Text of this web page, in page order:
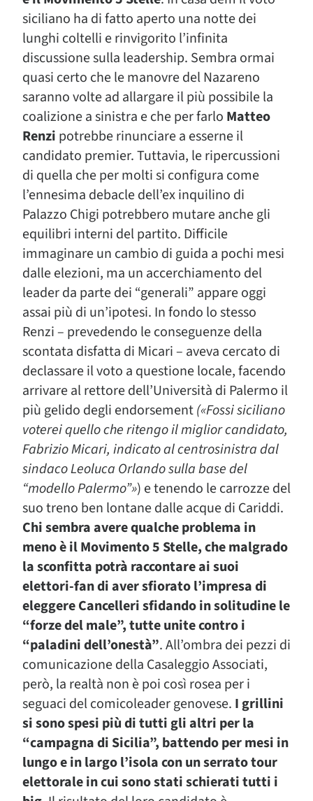
siciliano ha di fatto aperto una notte dei
lunghi coltelli e rinvigorito l’infinita
discussione sulla leadership. Sembra ormai
quasi certo che le manovre del Nazareno
saranno volte ad allargare il più possibile la
coalizione a sinistra e che per farlo Matteo
Renzi potrebbe rinunciare a esserne il
candidato premier. Tuttavia, le ripercussioni
di quella che per molti si configura come
l’ennesima debacle dell’ex inquilino di
Palazzo Chigi potrebbero mutare anche gli
equilibri interni del partito. Difficile
immaginare un cambio di guida a pochi mesi
dalle elezioni, ma un accerchiamento del
leader da parte dei “generali” appare oggi
assai più di un’ipotesi. In fondo lo stesso
Renzi – prevedendo le conseguenze della
scontata disfatta di Micari – aveva cercato di
declassare il voto a questione locale, facendo
arrivare al rettore dell’Università di Palermo il
più gelido degli endorsement(«Fossi siciliano
voterei quello che ritengo il miglior candidato,
Fabrizio Micari, indicato al centrosinistra dal
sindaco Leoluca Orlando sulla base del
“modello Palermo”») e tenendo le carrozze del
suo treno ben lontane dalle acque di Cariddi.
Chi sembra avere qualche problema in
meno è il Movimento 5 Stelle, che malgrado
la sconfitta potrà raccontare ai suoi
elettori-fan di aver sfiorato l’impresa di
eleggere Cancelleri sfidando in solitudine le
“forze del male”, tutte unite contro i
“paladini dell’onestà”. All’ombra dei pezzi di
comunicazione della Casaleggio Associati,
però, la realtà non è poi così rosea per i
seguaci del comicoleader genovese. I grillini
si sono spesi più di tutti gli altri per la
“campagna di Sicilia”, battendo per mesi in
lungo e in largo l’isola con un serrato tour
elettorale in cui sono stati schierati tutti i